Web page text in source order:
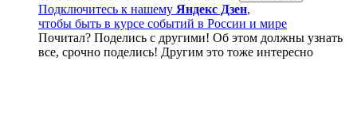
Подключитесь к нашему Яндекс Дзен,
чтобы быть в курсе событий в России и мире
Почитал? Поделись с другими! Об этом должны узнать
все, срочно поделись! Другим это тоже интересно